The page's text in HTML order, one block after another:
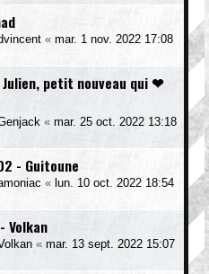
« mar. 1 nov. 2022 17:08
petit nouveau qui ❤
« mar. 25 oct. 2022 13:18
- Guitoune
« lun. 10 oct. 2022 18:54
Volkan
« mar. 13 sept. 2022 15:07